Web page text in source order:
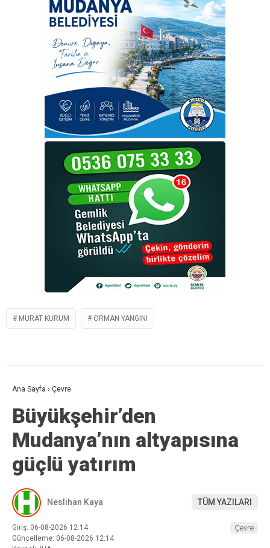
MURAT KURUM ORMAN YANGINI
Ana Sayfa › Çevre
Büyükşehir’den
Mudanya’nın altyapısına
güçlü yatırım
Neslihan Kaya TÜM YAZILARI
Giriş: 06-08-2026 12:14
Güncelleme: 06-08-2026 12:14
Çevre